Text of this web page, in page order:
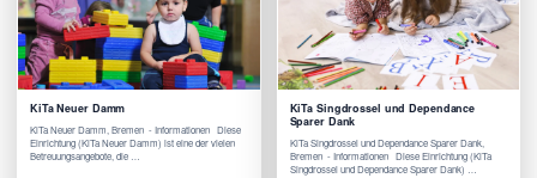
KiTa Neuer Damm
KiTa Neuer Damm, Bremen - Informationen Diese
Einrichtung (KiTa Neuer Damm) ist eine der vielen
Betreuungsangebote, die …
KiTa Singdrossel und Dependance
Sparer Dank
KiTa Singdrossel und Dependance Sparer Dank,
Bremen - Informationen Diese Einrichtung (KiTa
Singdrossel und Dependance Sparer Dank) …